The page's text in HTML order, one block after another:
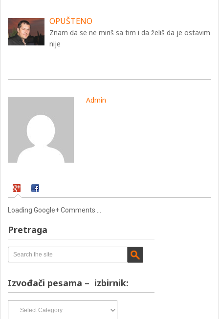
OPUŠTENO
Znam da se ne miriš sa tim i da želiš da je ostavim
nije
Admin
Loading Google+ Comments ...
Pretraga
Izvođači pesama – izbirnik:
pesama